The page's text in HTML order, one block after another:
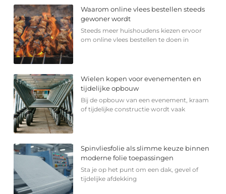
Waarom online vlees bestellen steeds
gewoner wordt
Steeds meer huishoudens kiezen ervoor
om online vlees bestellen te doen in
Wielen kopen voor evenementen en
tijdelijke opbouw
Bij de opbouw van een evenement, kraam
of tijdelijke constructie wordt vaak
Spinvliesfolie als slimme keuze binnen
moderne folie toepassingen
Sta je op het punt om een dak, gevel of
tijdelijke afdekking